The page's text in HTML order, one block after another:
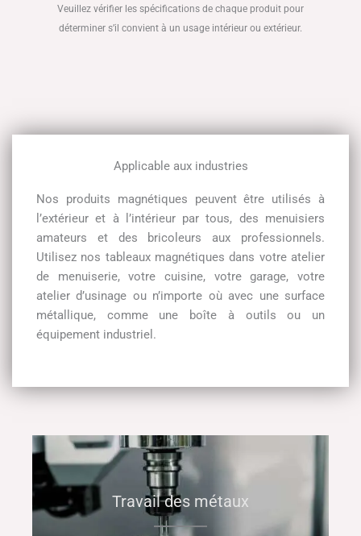
Veuillez vérifier les spécifications de chaque produit pour
déterminer s’il convient à un usage intérieur ou extérieur.
Applicable aux industries
Nos produits magnétiques peuvent être utilisés à
l’extérieur et à l’intérieur par tous, des menuisiers
amateurs et des bricoleurs aux professionnels.
Utilisez nos tableaux magnétiques dans votre atelier
de menuiserie, votre cuisine, votre garage, votre
atelier d’usinage ou n’importe où avec une surface
métallique, comme une boîte à outils ou un
équipement industriel.
Travail des métaux